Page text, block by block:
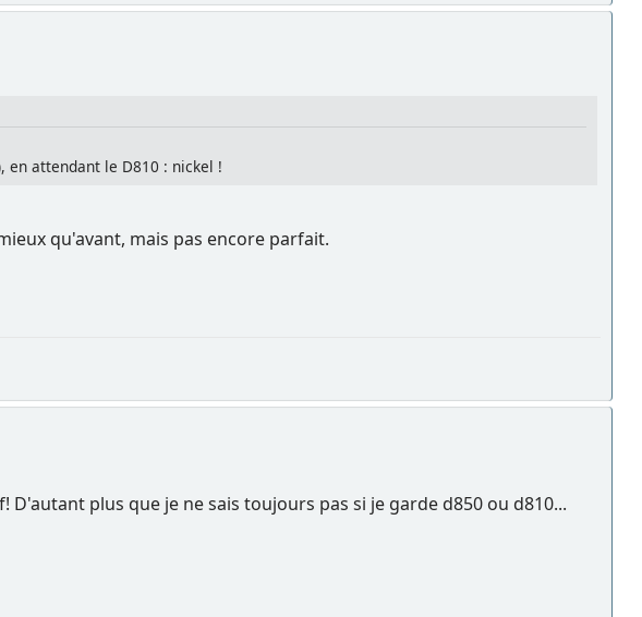
en attendant le D810 : nickel !
qu'avant, mais pas encore parfait.
plus que je ne sais toujours pas si je garde d850 ou d810...